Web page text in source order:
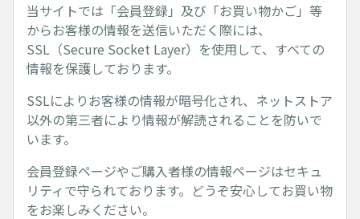
当サイトでは「会員登録」及び「お買い物かご」等
からお客様の情報を送信いただく際には、
SSL（Secure Socket Layer）を使用して、すべての
情報を保護しております。
SSLによりお客様の情報が暗号化され、ネットストア
以外の第三者により情報が解読されることを防いで
います。
会員登録ページやご購入者様の情報ページはセキュ
リティで守られております。どうぞ安心してお買い物
をお楽しみください。